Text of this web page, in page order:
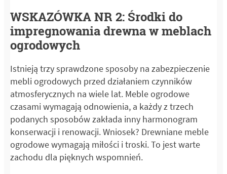
WSKAZÓWKA NR 2: Środki do
impregnowania drewna w meblach
ogrodowych
Istnieją trzy sprawdzone sposoby na zabezpieczenie
mebli ogrodowych przed działaniem czynników
atmosferycznych na wiele lat. Meble ogrodowe
czasami wymagają odnowienia, a każdy z trzech
podanych sposobów zakłada inny harmonogram
konserwacji i renowacji. Wniosek? Drewniane meble
ogrodowe wymagają miłości i troski. To jest warte
zachodu dla pięknych wspomnień.